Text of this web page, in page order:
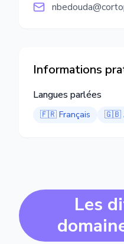
Informations
Langues parlées
🇫🇷 Français 🇬🇧
Les